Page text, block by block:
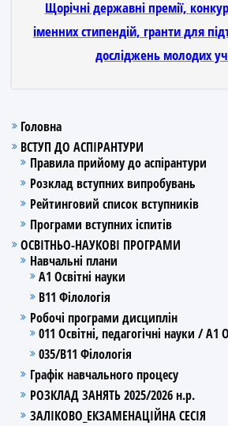
Щорічні державні премії,
іменних стипендій, гранти для
досліджень молодих
Головна
ВСТУП ДО АСПІРАНТУРИ
Правила прийому до аспірантури
Розклад вступних випробувань
Рейтинговий список вступників
Програми вступних іспитів
ОСВІТНЬО-НАУКОВІ ПРОГРАМИ
Навчальні плани
А1 Освітні науки
В11 Філологія
Робочі програми дисциплін
011 Освітні, педагогічні науки / А1
035/В11 Філологія
Графік навчального процесу
РОЗКЛАД ЗАНЯТЬ 2025/2026 н.р.
ЗАЛІКОВО_ЕКЗАМЕНАЦІЙНА СЕСІЯ